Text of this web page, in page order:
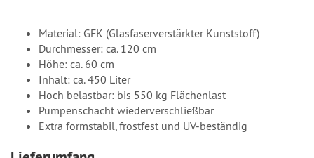
Material: GFK (Glasfaserverstärkter Kunststoff)
Durchmesser: ca. 120 cm
Höhe: ca. 60 cm
Inhalt: ca. 450 Liter
Hoch belastbar: bis 550 kg Flächenlast
Pumpenschacht wiederverschließbar
Extra formstabil, frostfest und UV-beständig